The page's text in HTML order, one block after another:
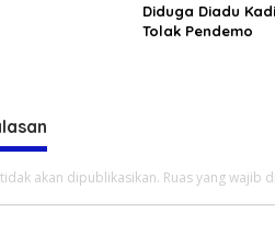
Diduga Diadu
Tolak Pendemo
akan dipublikasikan. Ruas yang wajib